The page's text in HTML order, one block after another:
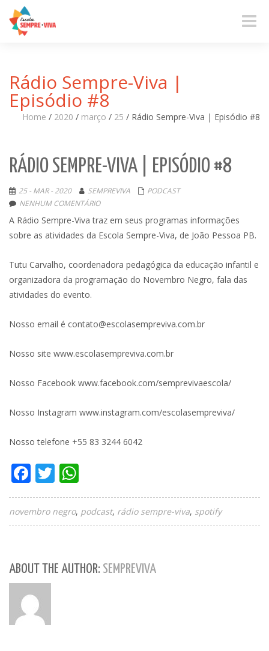
Toggle
Rádio Sempre-Viva |
Episódio #8
Home / 2020 / março / 25 / Rádio Sempre-Viva | Episódio #8
RÁDIO SEMPRE-VIVA | EPISÓDIO #8
25 - MAR - 2020 SEMPREVIVA
PODCAST
NENHUM COMENTÁRIO
A Rádio Sempre-Viva traz em seus programas informações
sobre as atividades da Escola Sempre-Viva, de João Pessoa PB.
Tutu Carvalho, coordenadora pedagógica da educação infantil e
organizadora da programação do Novembro Negro, fala das
atividades do evento.
Nosso email é contato@escolasempreviva.com.br
Nosso site www.escolasempreviva.com.br
Nosso Facebook www.facebook.com/semprevivaescola/
Nosso Instagram www.instagram.com/escolasempreviva/
Nosso telefone +55 83 3244 6042
Facebook
Twitter
novembro negro podcast rádio sempre-viva spotify
ABOUT THE AUTHOR: SEMPREVIVA